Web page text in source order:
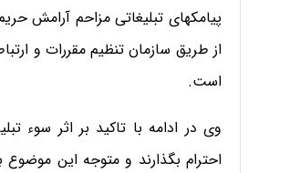
پیامکهای تبلیغاتی مزاحم آرامش
از طریق سازمان تنظیم مقررات و
است.
وی در ادامه با تاکید بر اثر سوء
احترام بگذارند و متوجه این موضوع